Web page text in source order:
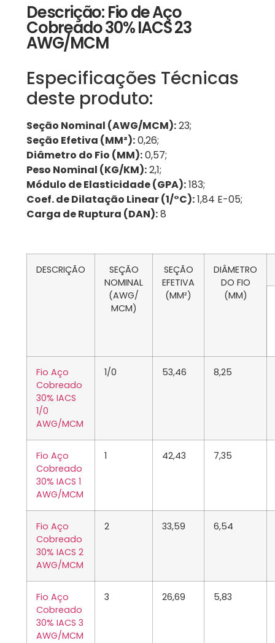
Descrição: Fio de Aço
Cobreado 30% IACS 23
AWG/MCM
Especificações Técnicas
deste produto:
Seção Nominal (AWG/MCM):23;
Seção Efetiva (MM²):0,26;
Diâmetro do Fio (MM):0,57;
Peso Nominal (KG/KM):2,1;
Módulo de Elasticidade (GPA):183;
Coef. de Dilatação Linear (1/°C):1,84 E-05;
Carga de Ruptura (DAN):8
DESCRIÇÃO
SEÇÃO
NOMINAL
(AWG/
MCM)
SEÇÃO
EFETIVA
(MM²)
DIÂMETRO
DO FIO
(MM)
Fio Aço
Cobreado
30% IACS
1/0
AWG/MCM
1/0 53,46 8,25
Fio Aço
Cobreado
30% IACS 1
AWG/MCM
1 42,43 7,35
Fio Aço
Cobreado
30% IACS 2
AWG/MCM
2 33,59 6,54
Fio Aço
Cobreado
30% IACS 3
AWG/MCM
3 26,69 5,83